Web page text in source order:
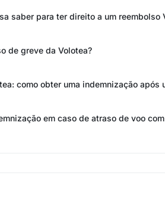
saber para ter direito a um reembolso
de greve da Volotea?
como obter uma indemnização após
em caso de atraso de voo